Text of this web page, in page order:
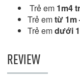
Trẻ em 1m4
Trẻ emtừ 1m
Trẻ emdưới
REVIEW